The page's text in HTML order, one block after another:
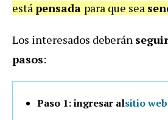
estápensada para que sea
Los interesados deberán
pasos:
Paso 1: ingresar alsitio